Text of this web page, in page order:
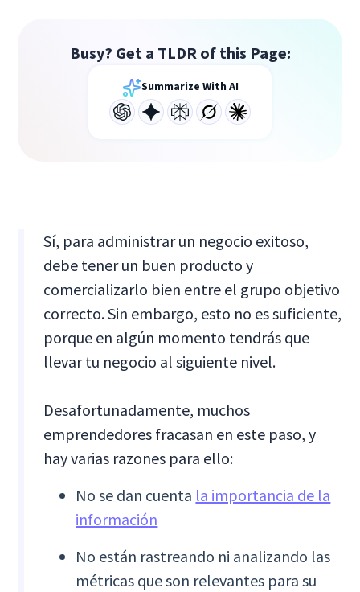
Busy? Get a TLDR of this Page:
Summarize With AI
Sí, para administrar un negocio exitoso,
debe tener un buen producto y
comercializarlo bien entre el grupo objetivo
correcto. Sin embargo, esto no es suficiente,
porque en algún momento tendrás que
llevar tu negocio al siguiente nivel.
Desafortunadamente, muchos
emprendedores fracasan en este paso, y
hay varias razones para ello:
No se dan cuenta la importancia de la
información
No están rastreando ni analizando las
métricas que son relevantes para su